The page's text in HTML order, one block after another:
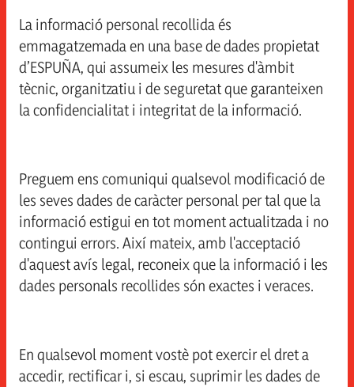
La informació personal recollida és
emmagatzemada en una base de dades propietat
d’ESPUÑA, qui assumeix les mesures d'àmbit
tècnic, organitzatiu i de seguretat que garanteixen
la confidencialitat i integritat de la informació.
Preguem ens comuniqui qualsevol modificació de
les seves dades de caràcter personal per tal que la
informació estigui en tot moment actualitzada i no
contingui errors. Així mateix, amb l'acceptació
d'aquest avís legal, reconeix que la informació i les
dades personals recollides són exactes i veraces.
En qualsevol moment vostè pot exercir el dret a
accedir, rectificar i, si escau, suprimir les dades de